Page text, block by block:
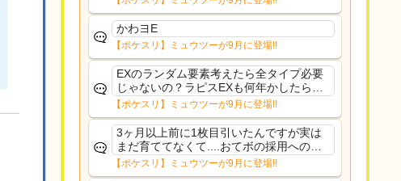
かわヨE
【ポケスリ】ミュウツーが9月に登場!!
EXのランダム要素考えたら全タイプ必要
じゃないの？ラピスEXも何年かしたら来
るだろうし後から厳選したい育てたいっ
て思ってもどうにもならないのがこのゲ
ームだしな
【ポケスリ】ミュウツーが9月に登場!!
3ヶ月以上前に1枚目引いたんですが実は
まだ育ててなくて....おてボの採用への影
響は勉強になります。ありがとうござい
ますオイルはだいぶ強めのABBレントラ
【ポケスリ】ミュウツーが9月に登場!!